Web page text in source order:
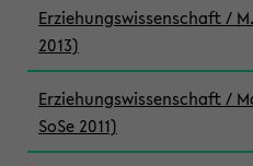
Erziehungswissenschaft /
2013)
Erziehungswissenschaft /
SoSe 2011)